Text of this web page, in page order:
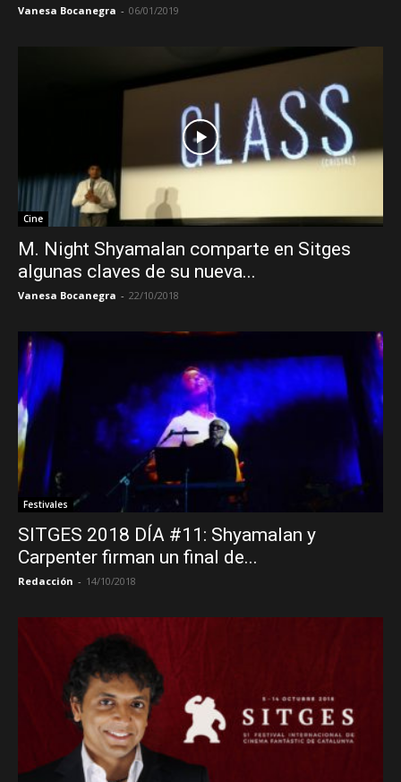
Vanesa Bocanegra - 06/01/2019
Cine
M. Night Shyamalan comparte en Sitges
algunas claves de su nueva...
Vanesa Bocanegra - 22/10/2018
Festivales
SITGES 2018 DÍA #11: Shyamalan y
Carpenter firman un final de...
Redacción - 14/10/2018